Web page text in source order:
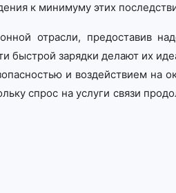
к минимуму этих
отрасли, предоставив
быстрой зарядки делают их
и воздействием
спрос на услуги связи